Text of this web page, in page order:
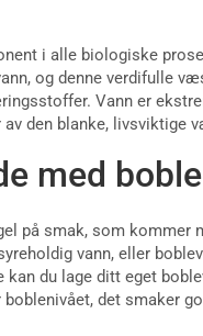
i alle biologiske
og denne verdifulle
Vann er
den blanke, livsviktige
med
på smak, som kommer
vann, eller
du lage ditt eget
det smaker